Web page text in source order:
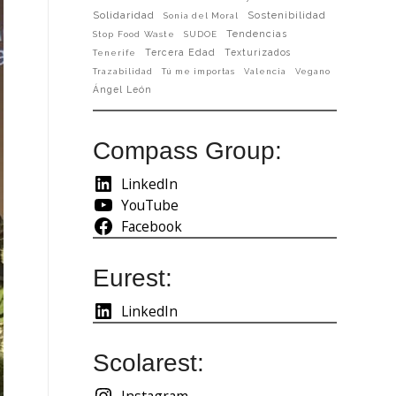
Solidaridad Sonia del Moral Sostenibilidad
Stop Food Waste SUDOE Tendencias
Tenerife Tercera Edad Texturizados
Trazabilidad Tú me importas Valencia Vegano
Ángel León
Compass Group:
LinkedIn
YouTube
Facebook
Eurest:
LinkedIn
Scolarest: